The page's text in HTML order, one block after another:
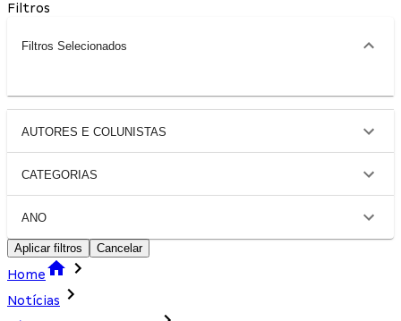
Filtros
Filtros Selecionados
AUTORES E COLUNISTAS
CATEGORIAS
ANO
Aplicar filtros Cancelar
Home
Notícias